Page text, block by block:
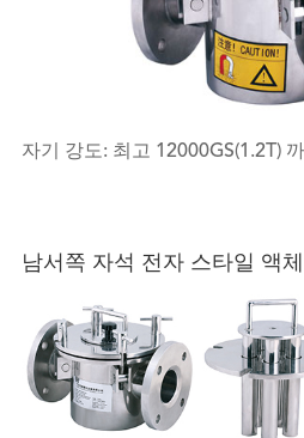
자기 강도: 최고 12000GS(1.2T) 까
남서쪽 자석 전자 스타일 액